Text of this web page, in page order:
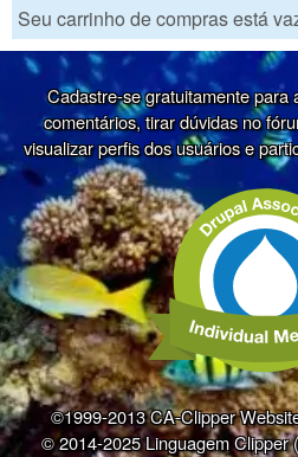
Seu carrinho de compras está
Cadastre-se gratuitamente para
comentários, tirar dúvidas no
visualizar perfis dos usuários e
©1999-2013 CA-Clipper
© 2014-2025 Linguagem Clipper